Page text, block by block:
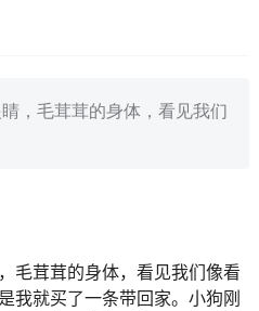
，毛茸茸的身体，看见我们
毛茸茸的身体，看见我们像看
我就买了一条带回家。小狗刚